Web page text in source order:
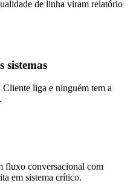
de linha viram relatório
sistemas
liga e ninguém tem a
fluxo conversacional com
em sistema crítico.